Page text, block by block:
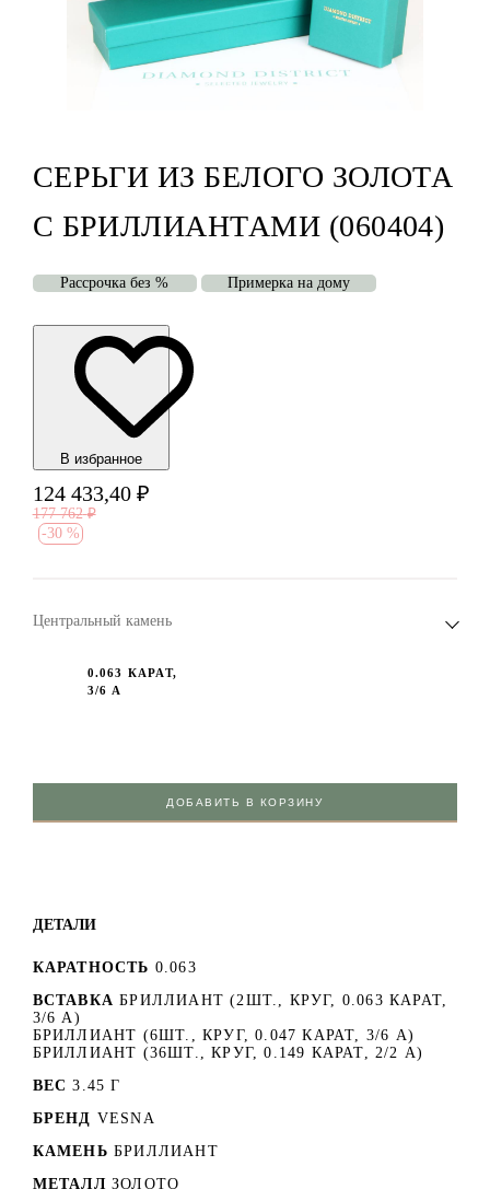
СЕРЬГИ ИЗ БЕЛОГО ЗОЛОТА
С БРИЛЛИАНТАМИ (060404)
Рассрочка без % Примерка на дому
В избранноe
124 433,40 ₽
177 762 ₽
-30 %
Центральный камень
0.063 КАРАТ,
3/6 А
ДОБАВИТЬ В КОРЗИНУ
ДЕТАЛИ
КАРАТНОСТЬ 0.063
ВСТАВКА БРИЛЛИАНТ (2ШТ., КРУГ, 0.063 КАРАТ,
3/6 А)
БРИЛЛИАНТ (6ШТ., КРУГ, 0.047 КАРАТ, 3/6 А)
БРИЛЛИАНТ (36ШТ., КРУГ, 0.149 КАРАТ, 2/2 А)
ВЕС 3.45 Г
БРЕНД VESNA
КАМЕНЬ БРИЛЛИАНТ
МЕТАЛЛ ЗОЛОТО